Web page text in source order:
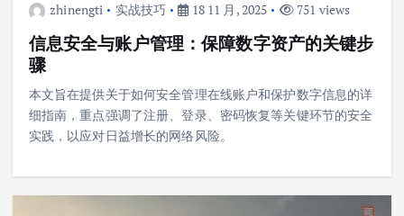
zhinengti 实战技巧 18 11 月, 2025 751 views
信息安全与账户管理：保障数字资产的关键步
骤
本文旨在提供关于如何安全管理在线账户和保护数字信息的详
细指南，重点强调了注册、登录、密码恢复等关键环节的安全
实践，以应对日益增长的网络风险。